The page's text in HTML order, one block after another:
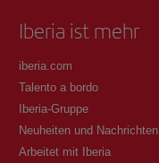
Iberia ist mehr
iberia.com
Talento a bordo
Iberia-Gruppe
Neuheiten und Nachrichten
Arbeitet mit Iberia